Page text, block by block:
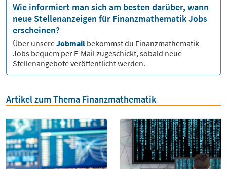
Wie informiert man sich am besten darüber, wann
neue Stellenanzeigen für Finanzmathematik Jobs
erscheinen?
Über unsereJobmail bekommst du Finanzmathematik
Jobs bequem per E-Mail zugeschickt, sobald neue
Stellenangebote veröffentlicht werden.
Artikel zum Thema Finanzmathematik